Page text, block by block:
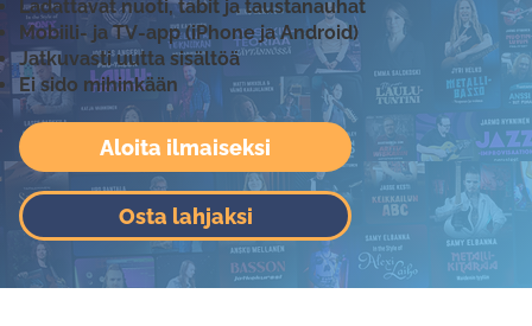
Aloita ilmaiseksi
Osta lahjaksi
Ladattavat nuoti, tabit ja taustanauhat
Mobiili- ja TV-app (iPhone ja Android)
Jatkuvasti uutta sisältöä
Ei sido mihinkään